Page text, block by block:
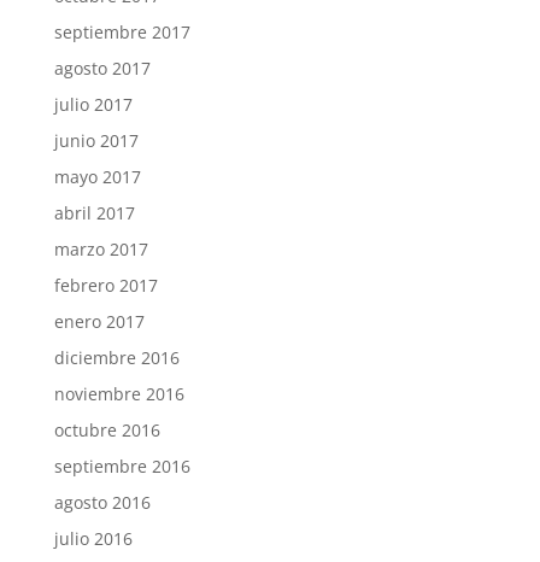
septiembre 2017
agosto 2017
julio 2017
junio 2017
mayo 2017
abril 2017
marzo 2017
febrero 2017
enero 2017
diciembre 2016
noviembre 2016
octubre 2016
septiembre 2016
agosto 2016
julio 2016